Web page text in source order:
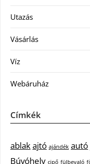
Utazás
Vásárlás
Víz
Webáruház
Címkék
ablakajtó ajándék autó
Búvóhely cipő fülbevaló